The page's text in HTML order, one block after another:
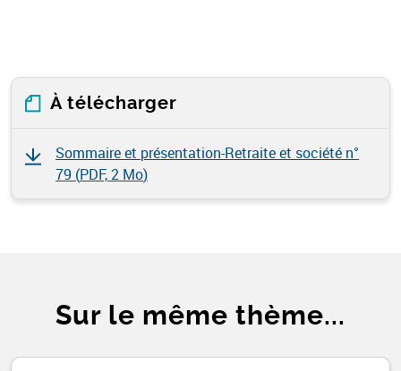
À télécharger
Sommaire et présentation-Retraite et société n°
79 (PDF, 2 Mo)
Sur le même thème...